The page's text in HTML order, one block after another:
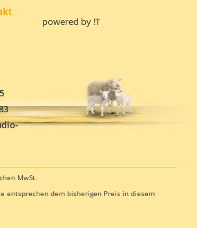
powered by !T
MwSt.
entsprechen dem bisherigen Preis in diesem